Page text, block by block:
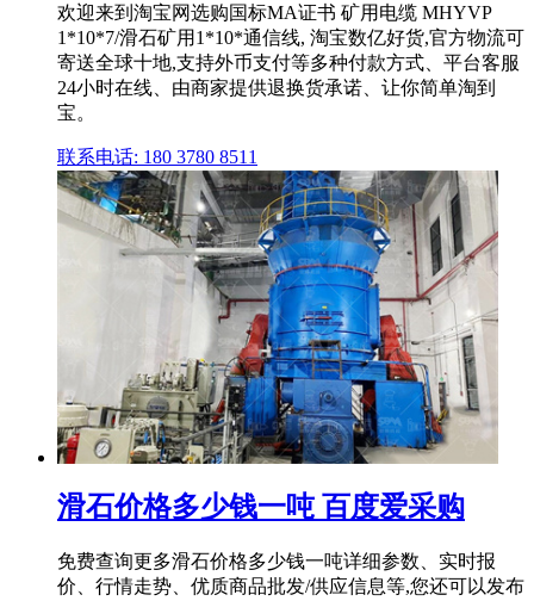
欢迎来到淘宝网选购国标MA证书 矿用电缆 MHYVP
1*10*7/滑石矿用1*10*通信线, 淘宝数亿好货,官方物流可
寄送全球十地,支持外币支付等多种付款方式、平台客服
24小时在线、由商家提供退换货承诺、让你简单淘到
宝。
联系电话: 180 3780 8511
滑石价格多少钱一吨 百度爱采购
免费查询更多滑石价格多少钱一吨详细参数、实时报
价、行情走势、优质商品批发/供应信息等,您还可以发布